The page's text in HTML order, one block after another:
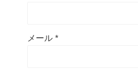
メール *